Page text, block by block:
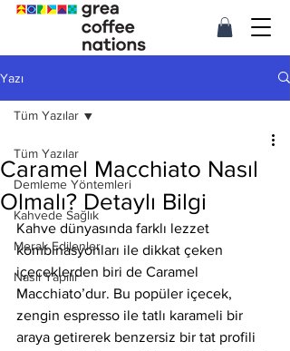
Yazı
Tüm Yazılar
Demleme Yöntemleri
Kahvede Sağlık
Merak Edilenler
Nasıl Yapılır
Tüm Yazılar
Caramel Macchiato Nasıl
Olmalı? Detaylı Bilgi
Kahve dünyasında farklı lezzet
kombinasyonları ile dikkat çeken
içeceklerden biri de Caramel
Macchiato’dur. Bu popüler içecek,
zengin espresso ile tatlı karameli bir
araya getirerek benzersiz bir tat profili